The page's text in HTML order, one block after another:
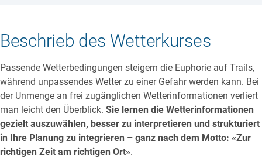
Beschrieb des Wetterkurses
Passende Wetterbedingungen steigern die Euphorie auf Trails,
während unpassendes Wetter zu einer Gefahr werden kann. Bei
der Unmenge an frei zugänglichen Wetterinformationen verliert
man leicht den Überblick. Sie lernen die Wetterinformationen
gezielt auszuwählen, besser zu interpretieren und strukturiert
in Ihre Planung zu integrieren – ganz nach dem Motto: «Zur
richtigen Zeit am richtigen Ort».